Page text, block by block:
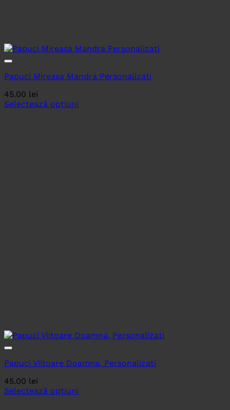
Papuci Mireasa Mandra Personalizati
45.00 lei
Selectează opțiuni
Papuci Viitoare Doamna, Personalizati
45.00 lei
Selectează opțiuni